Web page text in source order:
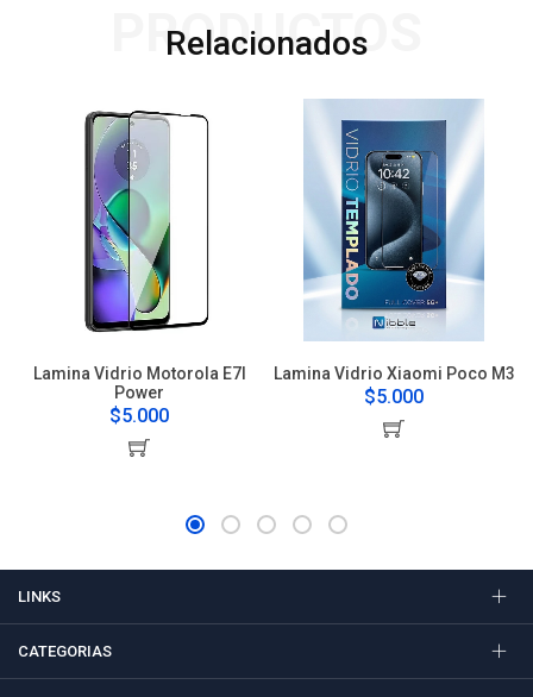
Relacionados
PRODUCTOS
Lamina Vidrio Motorola E7I
Power
$5.000
Lamina Vidrio Xiaomi Poco M3
$5.000
LINKS
CATEGORIAS